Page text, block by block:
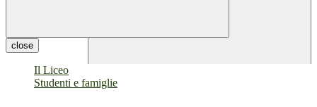
close
Il Liceo
Studenti e famiglie